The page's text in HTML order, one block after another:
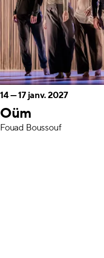
Oüm
14—17 janv. 2027
Fouad Boussouf